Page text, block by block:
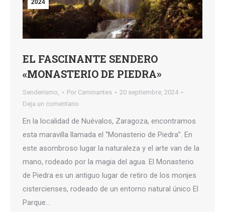
2024
EL FASCINANTE SENDERO
«MONASTERIO DE PIEDRA»
Senderismo, Por Caminantes
20 septiembre, 2024
Deja un comentario
En la localidad de Nuévalos, Zaragoza, encontramos
esta maravilla llamada el “Monasterio de Piedra”. En
este asombroso lugar la naturaleza y el arte van de la
mano, rodeado por la magia del agua. El Monasterio
de Piedra es un antiguo lugar de retiro de los monjes
cistercienses, rodeado de un entorno natural único El
Parque…